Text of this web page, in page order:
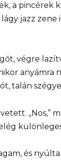
a pincérek
lágy jazz
végre
anyámra
talán
„Nos,”
és